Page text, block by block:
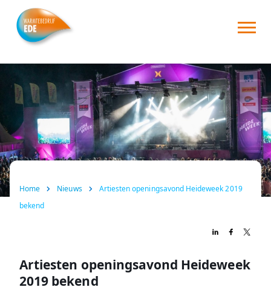
Home
Over ons
Consument
Zakelijk
FAQ
Home Nieuws
Artiesten openingsavond Heideweek 2019
bekend
Artiesten openingsavond Heideweek
2019 bekend